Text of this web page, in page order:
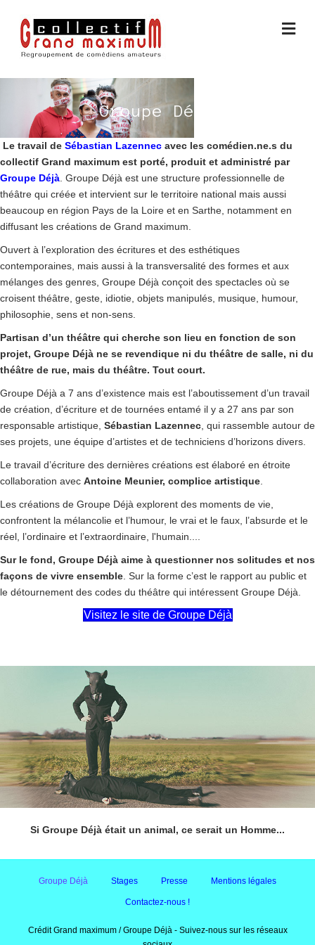
Groupe Déjà
Le travail de Sébastian Lazennec avec les comédien.ne.s du
collectif Grand maximum est porté, produit et administré par
Groupe Déjà . Groupe Déjà est une structure professionnelle de
théâtre qui créée et intervient sur le territoire national mais aussi
beaucoup en région Pays de la Loire et en Sarthe, notamment en
diffusant les créations de Grand maximum.
Ouvert à l’exploration des écritures et des esthétiques
contemporaines, mais aussi à la transversalité des formes et aux
mélanges des genres, Groupe Déjà conçoit des spectacles où se
croisent théâtre, geste, idiotie, objets manipulés, musique, humour,
philosophie, sens et non-sens.
Partisan d’un théâtre qui cherche son lieu en fonction de son
projet, Groupe Déjà ne se revendique ni du théâtre de salle, ni du
théâtre de rue, mais du théâtre. Tout court.
Groupe Déjà a 7 ans d’existence mais est l’aboutissement d’un travail
de création, d’écriture et de tournées entamé il y a 27 ans par son
responsable artistique, Sébastian Lazennec , qui rassemble autour de
ses projets, une équipe d’artistes et de techniciens d’horizons divers.
Le travail d’écriture des dernières créations est élaboré en étroite
collaboration avec Antoine Meunier, complice artistique
Les créations de Groupe Déjà explorent des moments de vie,
confrontent la mélancolie et l’humour, le vrai et le faux, l’absurde et le
réel, l’ordinaire et l’extraordinaire, l'humain....
Sur le fond, Groupe Déjà aime à questionner nos solitudes et nos
façons de vivre ensemble . Sur la forme c’est le rapport au public et
le détournement des codes du théâtre qui intéressent Groupe Déjà.
Visitez le site de Groupe Déjà
Si Groupe Déjà était un animal, ce serait un Homme...
Groupe Déjà Stages Presse Mentions légales
Contactez-nous !
Crédit Grand maximum / Groupe Déjà - Suivez-nous sur les réseaux